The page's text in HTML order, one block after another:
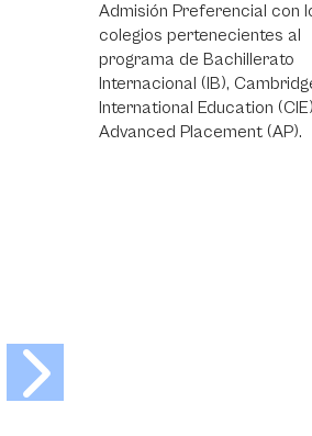
Admisión Preferencial con los
colegios pertenecientes al
programa de Bachillerato
Internacional (IB), Cambridge
International Education (CIE) y
Advanced Placement (AP).